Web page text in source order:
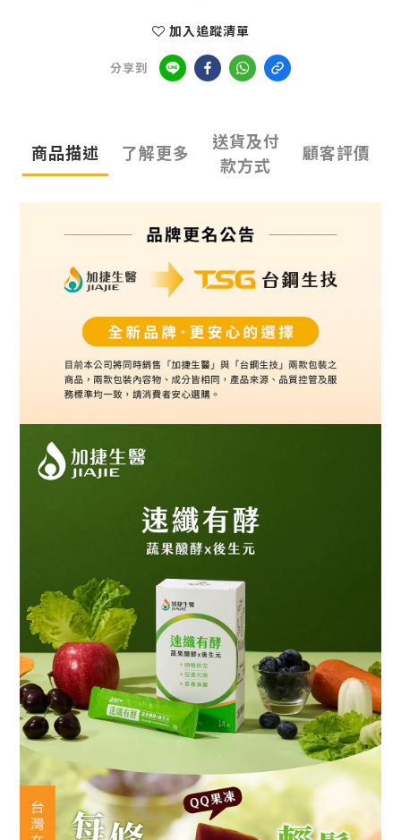
加入追蹤清單
分享到
商品描述 了解更多
送貨及付
款方式
顧客評價